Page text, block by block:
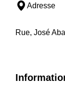
Adresse
Rue, José